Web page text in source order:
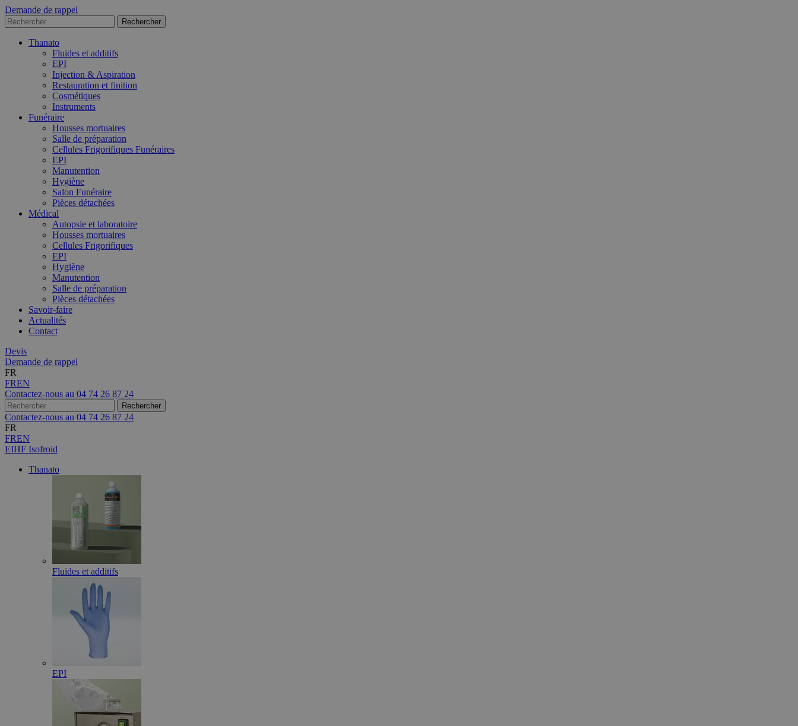
Demande de rappel
Thanato
Fluides et additifs
EPI
Injection & Aspiration
Restauration et finition
Cosmétiques
Instruments
Funéraire
Housses mortuaires
Salle de préparation
Cellules Frigorifiques Funéraires
EPI
Manutention
Hygiène
Salon Funéraire
Pièces détachées
Médical
Autopsie et laboratoire
Housses mortuaires
Cellules Frigorifiques
EPI
Hygiène
Manutention
Salle de préparation
Pièces détachées
Savoir-faire
Actualités
Contact
Devis
Demande de rappel
FR
FREN
Contactez-nous au 04 74 26 87 24
Contactez-nous au 04 74 26 87 24
FR
FREN
EIHF Isofroid
Thanato
Fluides et additifs
EPI